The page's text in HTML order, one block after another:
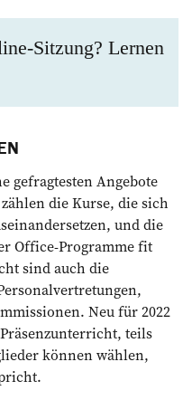
Sitzung? Lernen
gefragtesten Angebote
die Kurse, die sich
und die
Office-Programme fit
sind auch die
Neu für 2022
teils
können wählen,